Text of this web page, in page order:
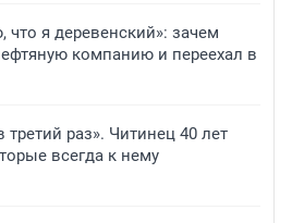
что я деревенский»: зачем
компанию и переехал в
раз». Читинец 40 лет
всегда к нему